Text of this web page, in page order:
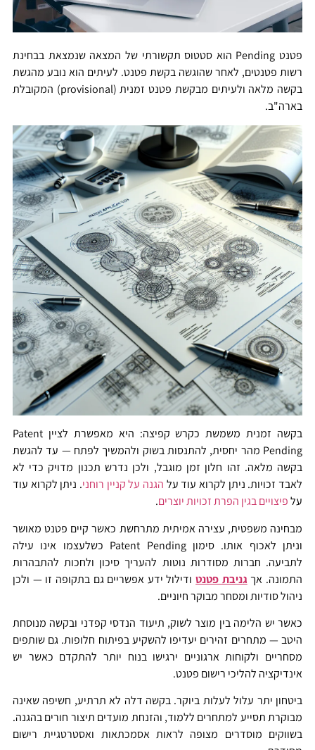
פטנט Pending הוא סטטוס תקשורתי של המצאה שנמצאת בבחינת
רשות פטנטים, לאחר שהוגשה בקשת פטנט. לעיתים הוא נובע מהגשת
בקשה מלאה ולעיתים מבקשת פטנט זמנית (provisional) המקובלת
בארה"ב.
בקשה זמנית משמשת כקרש קפיצה: היא מאפשרת לציין Patent
Pending מהר יחסית, להתנסות בשוק ולהמשיך לפתח — עד להגשת
בקשה מלאה. זהו חלון זמן מוגבל, ולכן נדרש תכנון מדויק כדי לא
לאבד זכויות.ניתן לקרוא עוד עלהגנה על קניין רוחני. ניתן לקרוא עוד
עלפיצויים בגין הפרת זכויות יוצרים.
מבחינה משפטית, עצירה אמיתית מתרחשת כאשר קיים פטנט מאושר
וניתן לאכוף אותו. סימון Patent Pending כשלעצמו אינו עילה
לתביעה. חברות מסודרות נוטות להעריך סיכון ולחכות להתבהרות
התמונה. אךגניבת פטנטודילול ידע אפשריים גם בתקופה זו — ולכן
ניהול סודיות ומסחר מבוקר חיוניים.
כאשר יש הלימה בין מוצר לשוק, תיעוד הנדסי קפדני ובקשה מנוסחת
היטב — מתחרים זהירים יעדיפו להשקיע בפיתוח חלופות. גם שותפים
מסחריים ולקוחות ארגוניים ירגישו בנוח יותר להתקדם כאשר יש
אינדיקציה להליכי רישום פטנט.
ביטחון יתר עלול לעלות ביוקר. בקשה דלה לא תרתיע, חשיפה שאינה
מבוקרת תסייע למתחרים ללמוד, והזנחת מועדים תיצור חורים בהגנה.
בשווקים מוסדרים מצופה לראות אסמכתאות ואסטרטגיית רישום